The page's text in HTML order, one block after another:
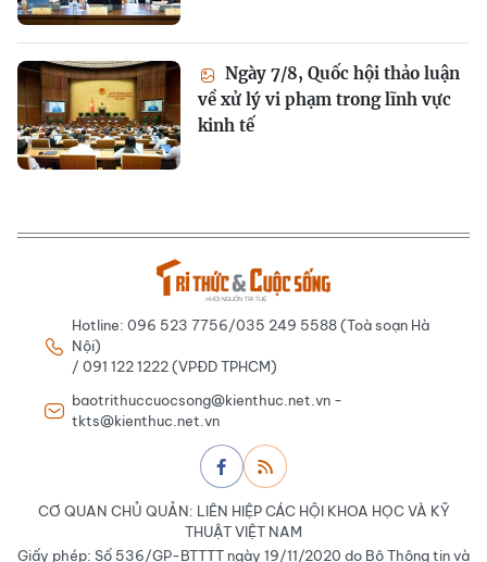
Ngày 7/8, Quốc hội thảo luận
về xử lý vi phạm trong lĩnh vực
kinh tế
Hotline: 096 523 7756/035 249 5588 (Toà soạn Hà
Nội)
/ 091 122 1222 (VPĐD TPHCM)
baotrithuccuocsong@kienthuc.net.vn -
tkts@kienthuc.net.vn
CƠ QUAN CHỦ QUẢN: LIÊN HIỆP CÁC HỘI KHOA HỌC VÀ KỸ
THUẬT VIỆT NAM
Giấy phép: Số 536/GP-BTTTT ngày 19/11/2020 do Bộ Thông tin và